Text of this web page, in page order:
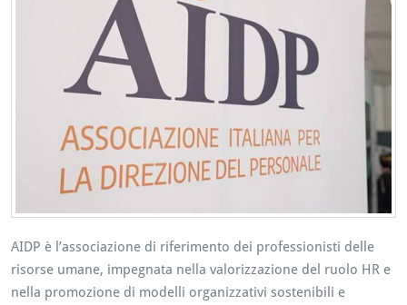
AIDP è l’associazione di riferimento dei professionisti delle
risorse umane, impegnata nella valorizzazione del ruolo HR e
nella promozione di modelli organizzativi sostenibili e